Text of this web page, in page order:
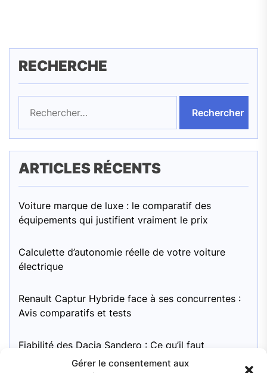
Gérer le consentement aux
RECHERCHE
ARTICLES RÉCENTS
Voiture marque de luxe : le comparatif des
équipements qui justifient vraiment le prix
Calculette d’autonomie réelle de votre voiture
électrique
Renault Captur Hybride face à ses concurrentes :
Avis comparatifs et tests
Fiabilité des Dacia Sandero : Ce qu’il faut